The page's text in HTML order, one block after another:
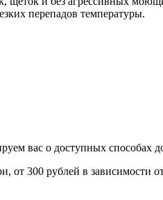
перепадов температуры.
вас о доступных способах
от 300 рублей в зависимости